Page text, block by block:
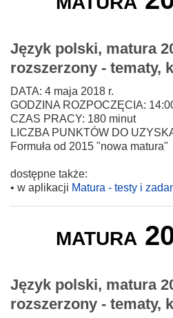
Język polski, matura
rozszerzony - tematy,
DATA: 4 maja 2018 r.
GODZINA ROZPOCZĘCIA:
CZAS PRACY: 180 minut
LICZBA PUNKTÓW DO
Formuła od 2015 "nowa matura"
dostępne także:
• w aplikacji Matura - testy i
matura
Język polski, matura
rozszerzony - tematy,